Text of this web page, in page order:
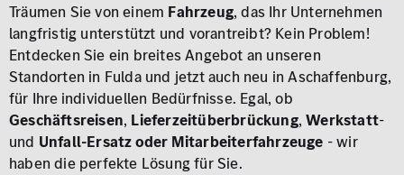
Träumen Sie von einem Fahrzeug, das Ihr Unternehmen
langfristig unterstützt und vorantreibt? Kein Problem!
Entdecken Sie ein breites Angebot an unseren
Standorten in Fulda und jetzt auch neu in Aschaffenburg,
für Ihre individuellen Bedürfnisse. Egal, ob
Geschäftsreisen, Lieferzeitüberbrückung,Werkstatt-
und Unfall-Ersatz oder Mitarbeiterfahrzeuge - wir
haben die perfekte Lösung für Sie.